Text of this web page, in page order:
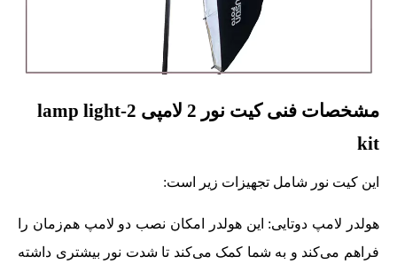
مشخصات فنی کیت نور 2 لامپی 2-lamp light
kit
این کیت نور شامل تجهیزات زیر است:
هولدر لامپ دوتایی: این هولدر امکان نصب دو لامپ هم‌زمان را
فراهم می‌کند و به شما کمک می‌کند تا شدت نور بیشتری داشته